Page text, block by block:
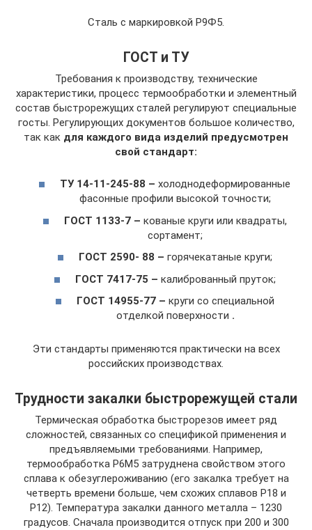
Сталь с маркировкой Р9Ф5.
ГОСТ и ТУ
Требования к производству, технические
характеристики, процесс термообработки и элементный
состав быстрорежущих сталей регулируют специальные
госты. Регулирующих документов большое количество,
так как для каждого вида изделий предусмотрен
свой стандарт:
ТУ 14-11-245-88 – холоднодеформированные
фасонные профили высокой точности;
ГОСТ 1133-7 – кованые круги или квадраты,
сортамент;
ГОСТ 2590- 88 – горячекатаные круги;
ГОСТ 7417-75 – калиброванный пруток;
ГОСТ 14955-77 – круги со специальной
отделкой поверхности .
Эти стандарты применяются практически на всех
российских производствах.
Трудности закалки быстрорежущей стали
Термическая обработка быстрорезов имеет ряд
сложностей, связанных со спецификой применения и
предъявляемыми требованиями. Например,
термообработка Р6М5 затруднена свойством этого
сплава к обезуглероживанию (его закалка требует на
четверть времени больше, чем схожих сплавов Р18 и
Р12). Температура закалки данного металла – 1230
градусов. Сначала производится отпуск при 200 и 300